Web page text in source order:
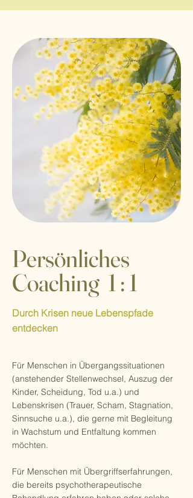
Persönliches
Coaching 1 : 1
Durch Krisen neue Lebenspfade
entdecken
Für Menschen in Übergangssituationen
(anstehender Stellenwechsel, Auszug der
Kinder, Scheidung, Tod u.a.) und
Lebenskrisen (Trauer, Scham, Stagnation,
Sinnsuche u.a.), die gerne mit Begleitung
in Wachstum und Entfaltung kommen
möchten.
Für Menschen mit Übergriffserfahrungen,
die bereits psychotherapeutische